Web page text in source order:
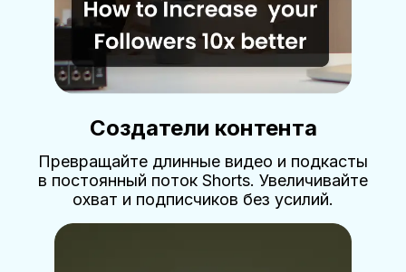
Создатели контента
Превращайте длинные видео и подкасты
в постоянный поток Shorts. Увеличивайте
охват и подписчиков без усилий.